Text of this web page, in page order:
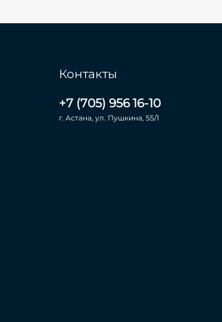
Контакты
+7 (705) 956 16-10
г. Астана, ул. Пушкина, 55/1